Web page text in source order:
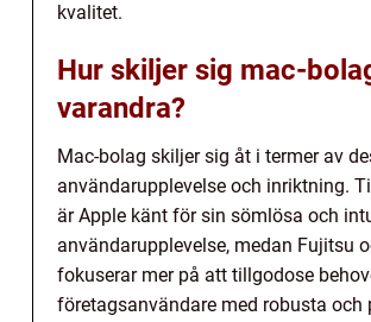
kvalitet.
Hur skiljer sig mac-
varandra?
Mac-bolag skiljer sig åt i termer av
användarupplevelse och inriktning.
är Apple känt för sin sömlösa och
användarupplevelse, medan Fujitsu
fokuserar mer på att tillgodose
företagsanvändare med robusta och